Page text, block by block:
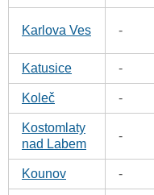
Karlova Ves -
Katusice -
Koleč -
Kostomlaty
nad Labem
-
Kounov -